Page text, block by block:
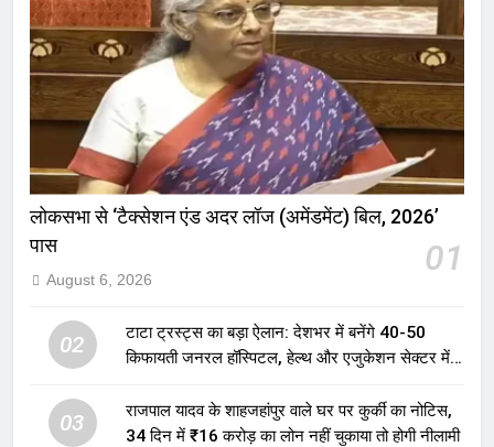
लोकसभा से ‘टैक्सेशन एंड अदर लॉज (अमेंडमेंट) बिल, 2026’
पास
01
August 6, 2026
02
टाटा ट्रस्ट्स का बड़ा ऐलान: देशभर में बनेंगे 40-50
किफायती जनरल हॉस्पिटल, हेल्थ और एजुकेशन सेक्टर में
03
राजपाल यादव के शाहजहांपुर वाले घर पर कुर्की का नोटिस,
34 दिन में ₹16 करोड़ का लोन नहीं चुकाया तो होगी नीलामी